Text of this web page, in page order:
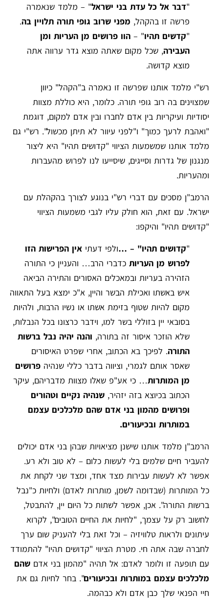
"דבר אל כל עדת בני ישראל" – מלמד שנאמרה
פרשה זו בהקהל, מפני שרוב גופי תורה תלויין בה.
"קדשים תהיו" – הוו פרושים מן העריות ומן
העבירה, שכל מקום שאתה מוצא גדר ערווה אתה
מוצא קדושה.
רש"י מלמד אותנו שפרשה זו נאמרה ב"הקהל" כיוון
שמצוינים בה רוב גופי תורה. כלומר, היא כוללת מצוות
יסודיות ועיקריות בין אדם לחברו ובין אדם למקום, דוגמת
"ואהבת לרעך כמוך" ו"לפני עיוור לא תיתן מכשול". רש"י גם
מלמד אותנו שמשמעות הציווי "קדושים תהיו" היא ליצור
מנגנון של גדרות וסייגים, שיסייעו לנו לפרוש מהעברות
ומהעריות.
הרמב"ן מסכים עם דברי רש"י בנוגע לצורך בהקהלת עם
ישראל. עם זאת, הוא חולק עליו לגבי משמעות הציווי
"קדושים תהיו" והיקפו:
"קדושים תהיו" – …ולפי דעתי אין הפרישות הזו
לפרוש מן העריות כדברי הרב… והעניין כי התורה
הזהירה בעריות ובמאכלים האסורים והתירה הביאה
איש באשתו ואכילת הבשר והיין, א"כ ימצא בעל התאווה
מקום להיות שטוף בזימת אשתו או נשיו הרבות, ולהיות
בסובאי יין בזוללי בשר למו, וידבר כרצונו בכל הנבלות,
שלא הוזכר איסור זה בתורה, והנה יהיה נבל ברשות
התורה. לפיכך בא הכתוב, אחרי שפרט האיסורים
שאסר אותם לגמרי, וציווה בדבר כללי שנהיה פרושים
מן המותרות… כי אע"פ שאלו מצוות מדבריהם, עיקר
הכתוב בכיוצא בזה יזהיר, שנהיה נקיים וטהורים
ופרושים מהמון בני אדם שהם מלכלכים עצמם
במותרות ובכיעורים.
הרמב"ן מלמד אותנו שישנן מציאויות שבהן בני אדם יכולים
להעביר חיים שלמים בלי לעשות כלום – לא טוב ולא רע.
אפשר לא לעשות עבירות מצד אחד, ומצד שני לקחת את
כל המותרות (שבדומה לשמן, מותרות לאדם) ולחיות כ"נבל
ברשות התורה". אכן, אפשר לשתות כל היום יין, להתבטל,
לחשוב רק על עצמך, "לחיות את החיים הטובים", לקרוא
עיתונים ולראות טלוויזיה – וכל זאת בלי להעניק שום ערך
לחברה שבה אתה חי. מטרת הציווי "קדושים תהיו" להתמודד
עם תופעה זו ולומר לאדם: אל תהיה "מהמון בני אדם שהם
מלכלכים עצמם במותרות ובכיעורים". בחר לחיות גם את
חיי הפנאי שלך כבן אדם ולא כבהמה.